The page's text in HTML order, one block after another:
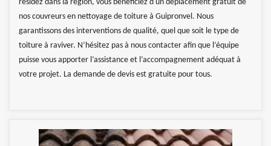
résidez dans la région, vous bénéficiez d'un déplacement gratuit de
nos couvreurs en nettoyage de toiture à Guipronvel. Nous
garantissons des interventions de qualité, quel que soit le type de
toiture à raviver. N’hésitez pas à nous contacter afin que l’équipe
puisse vous apporter l’assistance et l’accompagnement adéquat à
votre projet. La demande de devis est gratuite pour tous.